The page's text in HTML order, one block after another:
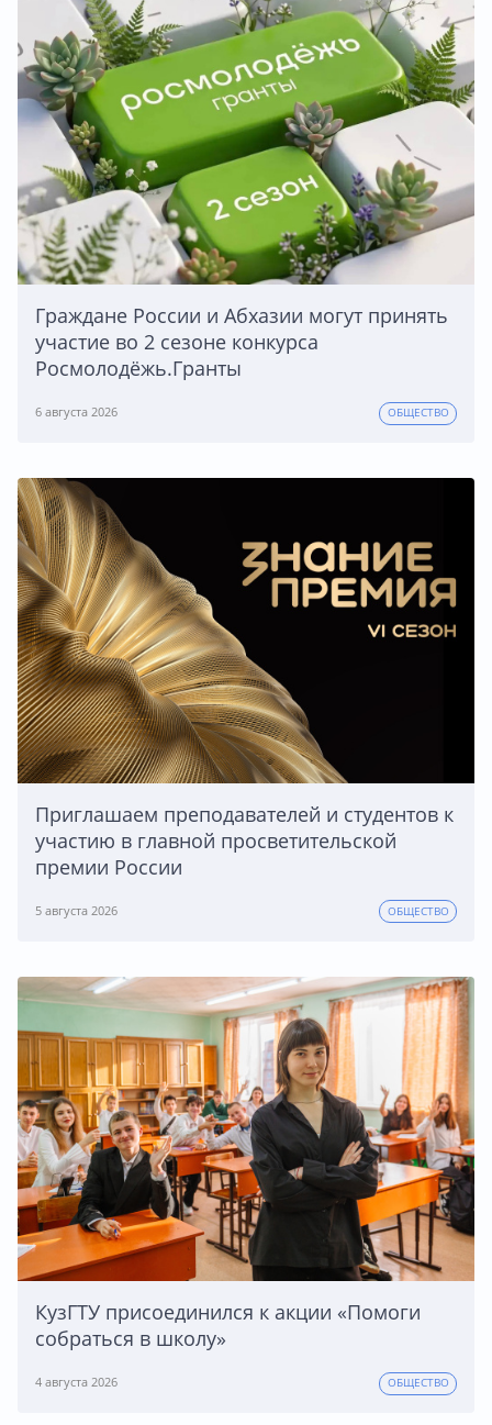
Граждане России и Абхазии могут принять
участие во 2 сезоне конкурса
Росмолодёжь.Гранты
6 августа 2026 ОБЩЕСТВО
Приглашаем преподавателей и студентов к
участию в главной просветительской
премии России
5 августа 2026 ОБЩЕСТВО
КузГТУ присоединился к акции «Помоги
собраться в школу»
4 августа 2026 ОБЩЕСТВО